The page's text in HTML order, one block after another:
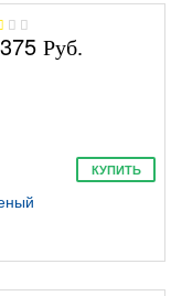
375 Руб.
КУПИТЬ